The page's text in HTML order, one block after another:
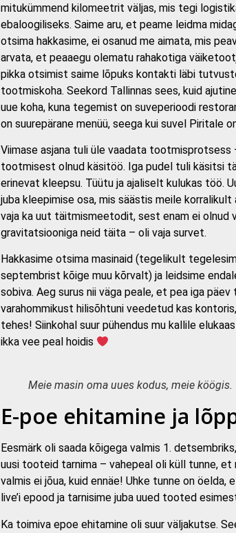
mitukümmend kilomeetrit väljas, mis tegi
ebaloogiliseks. Saime aru, et peame leidma
otsima hakkasime, ei osanud me aimata, mis
arvata, et peaaegu olematu rahakotiga
pikka otsimist saime lõpuks kontakti läbi
tootmiskoha. Seekord Tallinnas sees, kuid
uue koha, kuna tegemist on suveperioodi
on suurepärane menüü, seega kui suvel Piritale
Viimase asjana tuli üle vaadata tootmisprotsess
tootmisest olnud käsitöö. Iga pudel tuli käsitsi
erinevat kleepsu. Tüütu ja ajaliselt kulukas töö.
juba kleepimise osa, mis säästis meile korralikult
vaja ka uut täitmismeetodit, sest enam ei olnud
gravitatsiooniga neid täita – oli vaja survet.
Hakkasime otsima masinaid (tegelikult
septembrist kõige muu kõrvalt) ja leidsime
sobiva. Aeg surus nii väga peale, et pea iga
varahommikust hilisõhtuni veedetud kas
tehes! Siinkohal suur pühendus mu kallile
ikka vee peal hoidis
Meie masin oma uues kodus, meie köögis.
E-poe ehitamine ja
Eesmärk oli saada kõigega valmis 1.
uusi tooteid tarnima – vahepeal oli küll tunne, et
valmis ei jõua, kuid ennäe! Uhke tunne on
live’i epood ja tarnisime juba uued tooted
Ka toimiva epoe ehitamine oli suur väljakutse.